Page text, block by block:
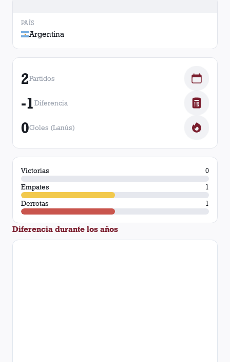
PAÍS
Argentina
2Partidos
-1Diferencia
0Goles (Lanús)
Victorias
0
Empates
1
Derrotas
1
Diferencia durante los años